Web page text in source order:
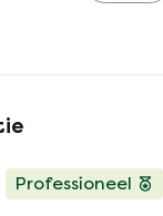
Professioneel